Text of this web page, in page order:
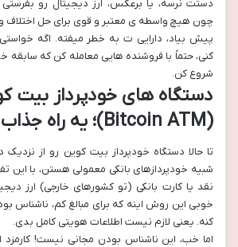
دستت نرسه، یا برعکس، ارز دیجیتال رو
چون هیچ واسطه ی معتبر و قوی برای حل اختلاف
پیش بیاد، دارایی ت به خطر میفته. اگه
کنی، حتماً با فروشنده هایی معامله کن که سابقه
شروع کن.
دستگاه های خودپرداز بیت
(Bitcoin ATM)؛ یه راه جذاب اما گرون!
تا حالا دستگاه خودپرداز بیت کوین رو از
شبیه خودپردازهای بانکی معمولی هستن، با این
نقد یا کارت بانکی (تو کشورهای خارجی) ارز
خوبی این روش اینه که برای مبالغ کم، ناشناس
کنه. یعنی لازم نیست اطلاعات هویتی کامل بدی.
اما خب، این ناشناس بودن مجانی نیست! کارمزد